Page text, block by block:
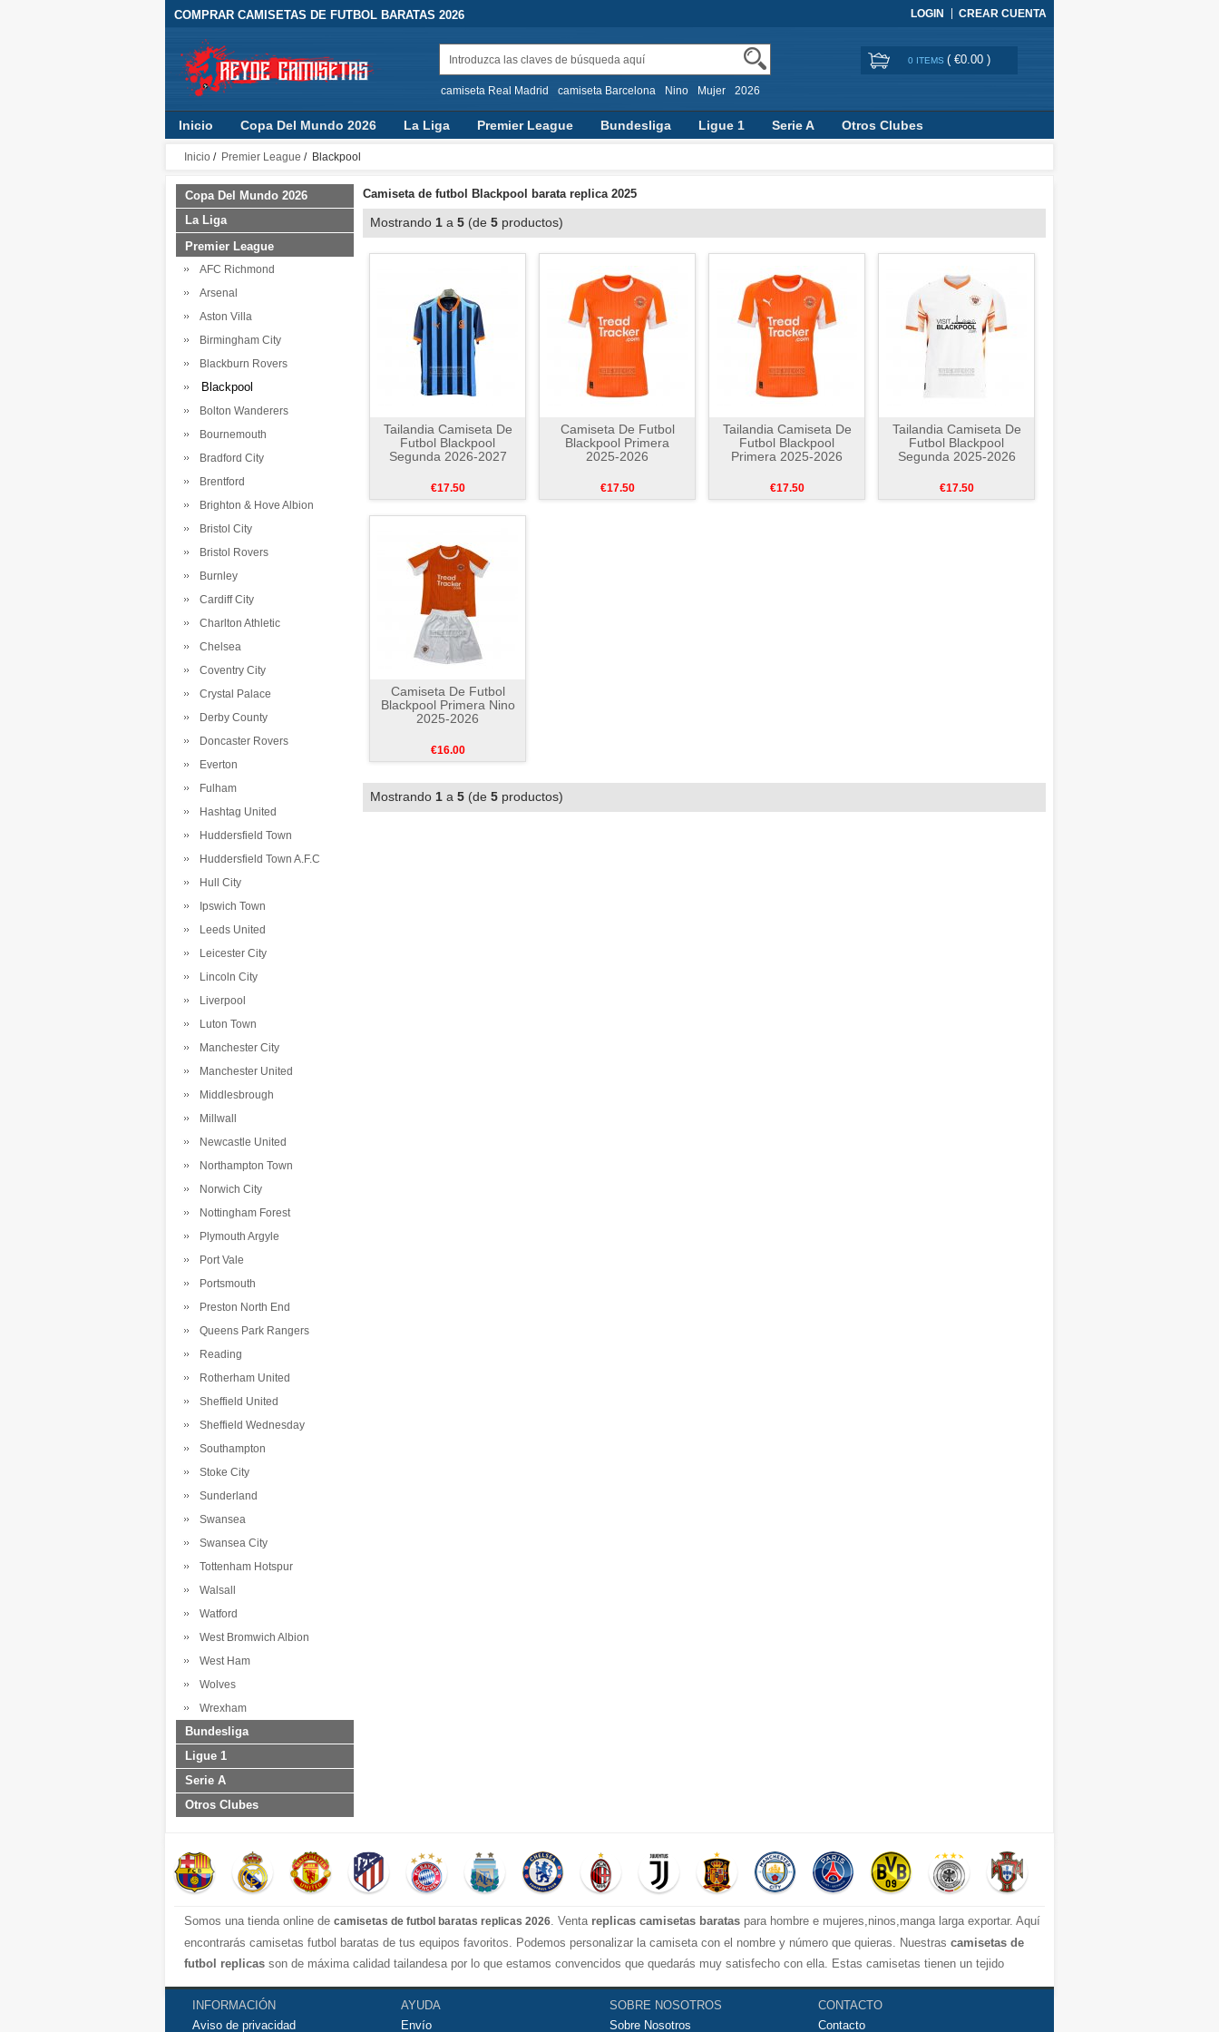
COMPRAR CAMISETAS DE FUTBOL BARATAS 2026 LOGIN CREAR CUENTA
camiseta Real Madrid camiseta Barcelona Nino Mujer 2026
0 ITEMS ( €0.00 )
Inicio Copa Del Mundo 2026 La Liga Premier League Bundesliga Ligue 1 Serie A Otros Clubes
Inicio / Premier League / Blackpool
Copa Del Mundo 2026
La Liga
Premier League
AFC Richmond
Arsenal
Aston Villa
Birmingham City
Blackburn Rovers
Blackpool
Bolton Wanderers
Bournemouth
Bradford City
Brentford
Brighton & Hove Albion
Bristol City
Bristol Rovers
Burnley
Cardiff City
Charlton Athletic
Chelsea
Coventry City
Crystal Palace
Derby County
Doncaster Rovers
Everton
Fulham
Hashtag United
Huddersfield Town
Huddersfield Town A.F.C
Hull City
Ipswich Town
Leeds United
Leicester City
Lincoln City
Liverpool
Luton Town
Manchester City
Manchester United
Middlesbrough
Millwall
Newcastle United
Northampton Town
Norwich City
Nottingham Forest
Plymouth Argyle
Port Vale
Portsmouth
Preston North End
Queens Park Rangers
Reading
Rotherham United
Sheffield United
Sheffield Wednesday
Southampton
Stoke City
Sunderland
Swansea
Swansea City
Tottenham Hotspur
Walsall
Watford
West Bromwich Albion
West Ham
Wolves
Wrexham
Bundesliga
Ligue 1
Serie A
Otros Clubes
Camiseta de futbol Blackpool barata replica 2025
Mostrando 1 a 5 (de 5 productos)
Tailandia Camiseta De
Futbol Blackpool
Segunda 2026-2027
€17.50
Camiseta De Futbol
Blackpool Primera
2025-2026
€17.50
Tailandia Camiseta De
Futbol Blackpool
Primera 2025-2026
€17.50
Tailandia Camiseta De
Futbol Blackpool
Segunda 2025-2026
€17.50
Camiseta De Futbol
Blackpool Primera Nino
2025-2026
€16.00
Mostrando 1 a 5 (de 5 productos)
Somos una tienda online de camisetas de futbol baratas replicas 2026. Venta replicas camisetas baratas para hombre e mujeres,ninos,manga larga exportar. Aquí
encontrarás camisetas futbol baratas de tus equipos favoritos. Podemos personalizar la camiseta con el nombre y número que quieras. Nuestras camisetas de
futbol replicas son de máxima calidad tailandesa por lo que estamos convencidos que quedarás muy satisfecho con ella. Estas camisetas tienen un tejido
transpirable por lo que te servirán para jugar al fútbol o simplemente para animar a tu equipo favorito. Si no disponinemos de la camiseta de fútbol que necesites
contáctanos y haremos lo posible para conseguirtela lo más barata posible.
INFORMACIÓN
Aviso de privacidad
AYUDA
Envío
SOBRE NOSOTROS
Sobre Nosotros
CONTACTO
Contacto